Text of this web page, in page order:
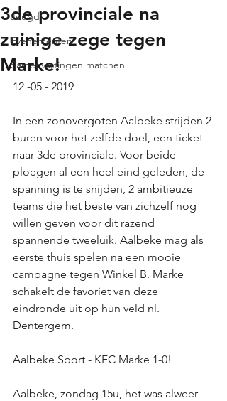
Jeugd
Evenementen
Samenvattingen matchen
3de provinciale na
zuinige zege tegen
Marke!
12 -05 - 2019
In een zonovergoten Aalbeke strijden 2
buren voor het zelfde doel, een ticket
naar 3de provinciale. Voor beide
ploegen al een heel eind geleden, de
spanning is te snijden, 2 ambitieuze
teams die het beste van zichzelf nog
willen geven voor dit razend
spannende tweeluik. Aalbeke mag als
eerste thuis spelen na een mooie
campagne tegen Winkel B. Marke
schakelt de favoriet van deze
eindronde uit op hun veld nl.
Dentergem.
Aalbeke Sport - KFC Marke 1-0!
Aalbeke, zondag 15u, het was alweer